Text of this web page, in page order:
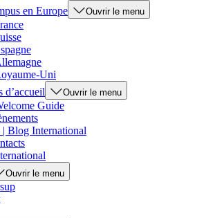
en Europe
Ouvrir le menu
Uni
d’accueil
Ouvrir le menu
Guide
Blog International
Ouvrir le menu